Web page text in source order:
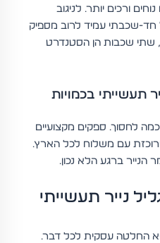
ורכים יותר. לניגוב
חד-שכבתי עמיד לרוב מספיק
שתי שכבות הן הסטנדרט
תעשייתי בכמויות
לחסוך. ספקים מקצועיים
עם משלוח לכל הארץ.
הנייר ברגע הלא נכון.
נייר תעשייתי
היא החלטה עסקית לכל דבר.